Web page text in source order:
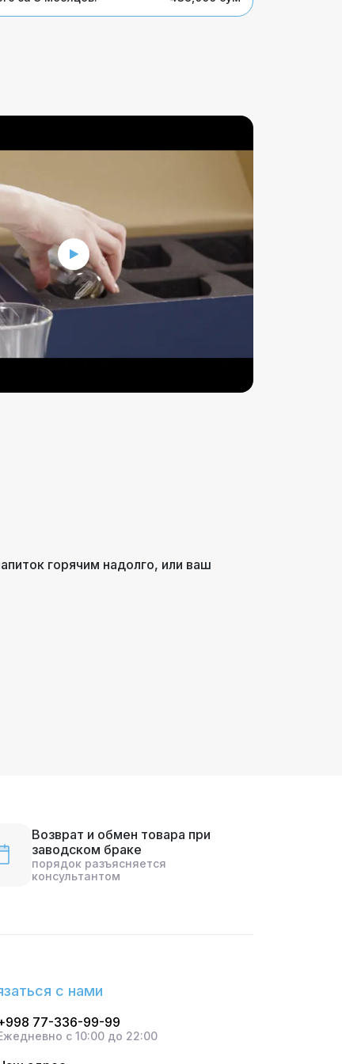
горячим надолго, или ваш
Возврат и обмен товара при
заводском браке
порядок разъясняется
консультантом
с нами
77-336-99-99
с 10:00 до 22:00